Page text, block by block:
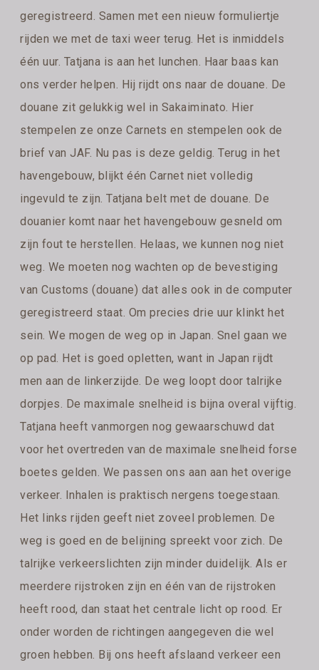
geregistreerd. Samen met een nieuw formuliertje
rijden we met de taxi weer terug. Het is inmiddels
één uur. Tatjana is aan het lunchen. Haar baas kan
ons verder helpen. Hij rijdt ons naar de douane. De
douane zit gelukkig wel in Sakaiminato. Hier
stempelen ze onze Carnets en stempelen ook de
brief van JAF. Nu pas is deze geldig. Terug in het
havengebouw, blijkt één Carnet niet volledig
ingevuld te zijn. Tatjana belt met de douane. De
douanier komt naar het havengebouw gesneld om
zijn fout te herstellen. Helaas, we kunnen nog niet
weg. We moeten nog wachten op de bevestiging
van Customs (douane) dat alles ook in de computer
geregistreerd staat. Om precies drie uur klinkt het
sein. We mogen de weg op in Japan. Snel gaan we
op pad. Het is goed opletten, want in Japan rijdt
men aan de linkerzijde. De weg loopt door talrijke
dorpjes. De maximale snelheid is bijna overal vijftig.
Tatjana heeft vanmorgen nog gewaarschuwd dat
voor het overtreden van de maximale snelheid forse
boetes gelden. We passen ons aan aan het overige
verkeer. Inhalen is praktisch nergens toegestaan.
Het links rijden geeft niet zoveel problemen. De
weg is goed en de belijning spreekt voor zich. De
talrijke verkeerslichten zijn minder duidelijk. Als er
meerdere rijstroken zijn en één van de rijstroken
heeft rood, dan staat het centrale licht op rood. Er
onder worden de richtingen aangegeven die wel
groen hebben. Bij ons heeft afslaand verkeer een